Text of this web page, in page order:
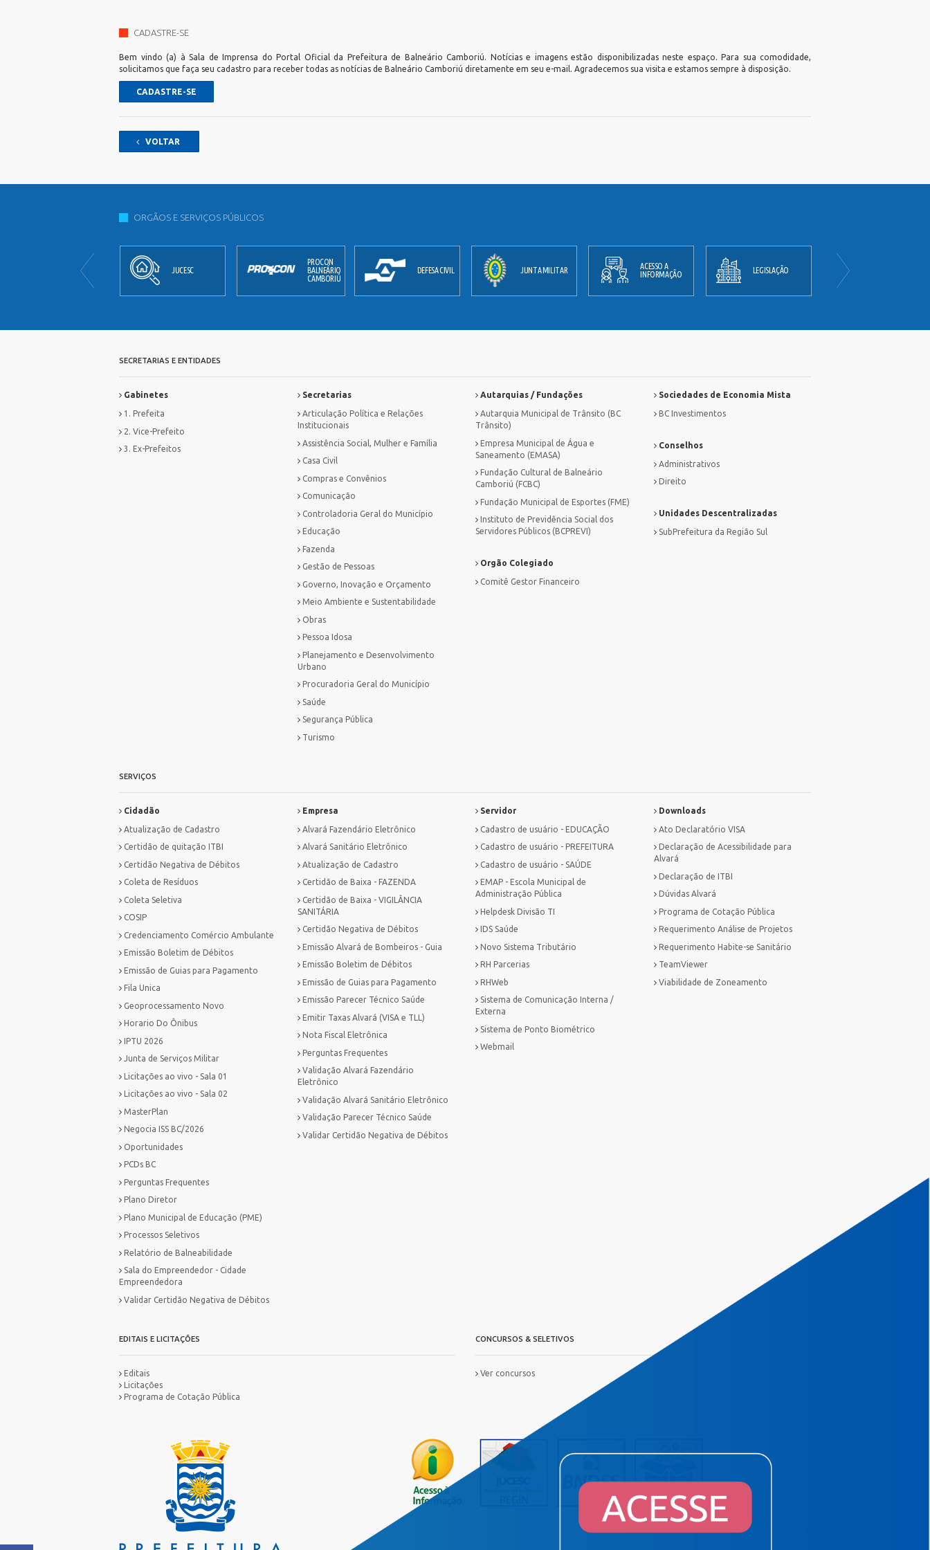
CADASTRE-SE
Bem vindo (a) à Sala de Imprensa do Portal Oficial da Prefeitura de Balneário Camboriú. Notícias e imagens estão disponibilizadas neste espaço. Para sua comodidade,
solicitamos que faça seu cadastro para receber todas as notícias de Balneário Camboriú diretamente em seu e-mail. Agradecemos sua visita e estamos sempre à disposição.
CADASTRE-SE
VOLTAR
ORGÃOS E SERVIÇOS PÚBLICOS
JORNAL
OFICIAL
JUCESC
PROCON
BALNEÁRIO
CAMBORIÚ
DEFESA CIVIL JUNTA MILITAR
ACESSO A
INFORMAÇÃO
LEGISLAÇÃO
SECRETARIAS E ENTIDADES
Gabinetes
1. Prefeita
2. Vice-Prefeito
3. Ex-Prefeitos
Secretarias
Articulação Política e Relações
Institucionais
Assistência Social, Mulher e Família
Casa Civil
Compras e Convênios
Comunicação
Controladoria Geral do Município
Educação
Fazenda
Gestão de Pessoas
Governo, Inovação e Orçamento
Meio Ambiente e Sustentabilidade
Obras
Pessoa Idosa
Planejamento e Desenvolvimento
Urbano
Procuradoria Geral do Município
Saúde
Segurança Pública
Turismo
Autarquias / Fundações
Autarquia Municipal de Trânsito (BC
Trânsito)
Empresa Municipal de Água e
Saneamento (EMASA)
Fundação Cultural de Balneário
Camboriú (FCBC)
Fundação Municipal de Esportes (FME)
Instituto de Previdência Social dos
Servidores Públicos (BCPREVI)
Sociedades de Economia Mista
BC Investimentos
Conselhos
Administrativos
Direito
Unidades Descentralizadas
SubPrefeitura da Região Sul
Orgão Colegiado
Comitê Gestor Financeiro
SERVIÇOS
Cidadão
Atualização de Cadastro
Certidão de quitação ITBI
Certidão Negativa de Débitos
Coleta de Resíduos
Coleta Seletiva
COSIP
Credenciamento Comércio Ambulante
Emissão Boletim de Débitos
Emissão de Guias para Pagamento
Fila Unica
Geoprocessamento Novo
Horario Do Ônibus
IPTU 2026
Junta de Serviços Militar
Licitações ao vivo - Sala 01
Licitações ao vivo - Sala 02
MasterPlan
Negocia ISS BC/2026
Oportunidades
PCDs BC
Perguntas Frequentes
Plano Diretor
Plano Municipal de Educação (PME)
Processos Seletivos
Relatório de Balneabilidade
Sala do Empreendedor - Cidade
Empreendedora
Validar Certidão Negativa de Débitos
Empresa
Alvará Fazendário Eletrônico
Alvará Sanitário Eletrônico
Atualização de Cadastro
Certidão de Baixa - FAZENDA
Certidão de Baixa - VIGILÂNCIA
SANITÁRIA
Certidão Negativa de Débitos
Emissão Alvará de Bombeiros - Guia
Emissão Boletim de Débitos
Emissão de Guias para Pagamento
Emissão Parecer Técnico Saúde
Emitir Taxas Alvará (VISA e TLL)
Nota Fiscal Eletrônica
Perguntas Frequentes
Validação Alvará Fazendário
Eletrônico
Validação Alvará Sanitário Eletrônico
Validação Parecer Técnico Saúde
Validar Certidão Negativa de Débitos
Servidor
Cadastro de usuário - EDUCAÇÃO
Cadastro de usuário - PREFEITURA
Cadastro de usuário - SAÚDE
EMAP - Escola Municipal de
Administração Pública
Helpdesk Divisão TI
IDS Saúde
Novo Sistema Tributário
RH Parcerias
RHWeb
Sistema de Comunicação Interna /
Externa
Sistema de Ponto Biométrico
Webmail
Downloads
Ato Declaratório VISA
Declaração de Acessibilidade para
Alvará
Declaração de ITBI
Dúvidas Alvará
Programa de Cotação Pública
Requerimento Análise de Projetos
Requerimento Habite-se Sanitário
TeamViewer
Viabilidade de Zoneamento
EDITAIS E LICITAÇÕES
Editais
Licitações
Programa de Cotação Pública
CONCURSOS & SELETIVOS
Ver concursos